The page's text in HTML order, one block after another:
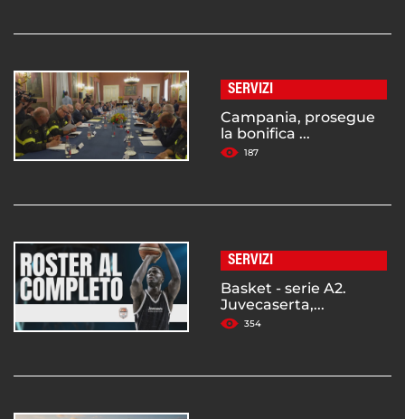
SERVIZI
Campania, prosegue
la bonifica ...
187
SERVIZI
Basket - serie A2.
Juvecaserta,...
354